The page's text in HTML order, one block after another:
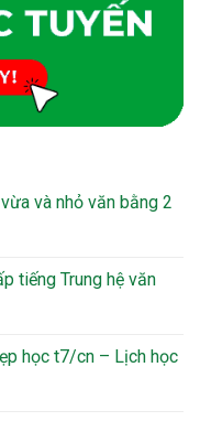
và nhỏ văn bằng 2
tiếng Trung hệ văn
học t7/cn – Lịch học